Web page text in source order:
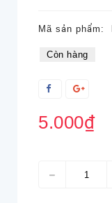
Mã sản phẩm:
Còn hàng
5.000₫